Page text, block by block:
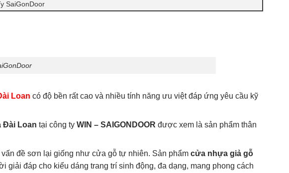
SaiGonDoor
Loan có độ bền rất cao và nhiều tính năng ưu việt đáp ứng yêu cầu kỹ
Đài Loan tại công ty WIN – SAIGONDOOR được xem là sản phẩm thân
đề sơn lại giống như cửa gỗ tự nhiên. Sản phẩm cửa nhựa giả gỗ
giải đáp cho kiểu dáng trang trí sinh động, đa dạng, mang phong cách